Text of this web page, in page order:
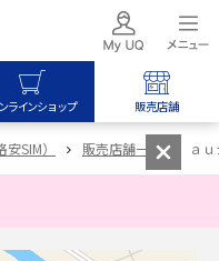
ラインショップ 販売店舗
SIM） 販売店舗一覧 ａ